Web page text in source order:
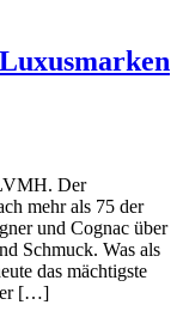
Der
mehr als 75 der
und Cognac über
Schmuck. Was als
das mächtigste
[…]